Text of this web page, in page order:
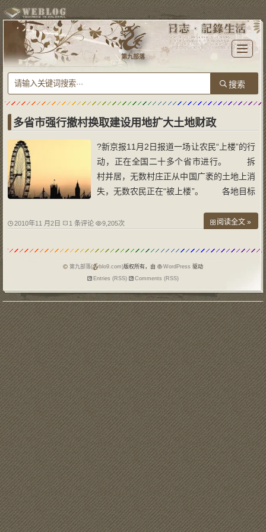
T
o
l
e
n
i
n
第九部落
多省市强行撤村换取建设用地扩大土地财政
?新京报11月2日报道一场让农民“上楼”的行
动，正在全国二十多个省市进行。 拆
村并居，无数村庄正从中国广袤的土地上消
失，无数农民正在“被上楼”。 各地目标
地，换取城镇建设用地指标。他们共同的政
记者调查发现，这项政策被地方政府利用
2010年11 月2日 1 条评论 9,205次 阅读全文 »
第九部落( blo9.com)版权所有，由 WordPress 驱动
Entries (RSS)
Comments (RSS)